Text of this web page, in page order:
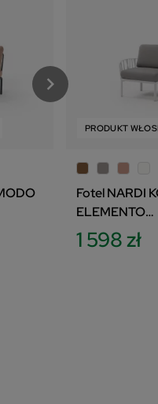
PRODUKT
Fotel NARDI
ELEMENTO
TERMINALE
1 598 zł
ZESTAW